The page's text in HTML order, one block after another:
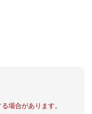
場合があります。